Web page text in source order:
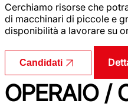
Cerchiamo risorse che
di macchinari di piccole e
disponibilità a lavorare su
Candidati
OPERAIO /